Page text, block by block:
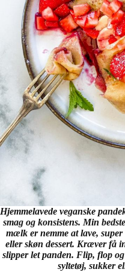
Hjemmelavede veganske
smag og konsistens. Min
mælk er nemme at lave,
eller skøn dessert. Kræver få
slipper let panden. Flip, flop
syltetøj, sukker